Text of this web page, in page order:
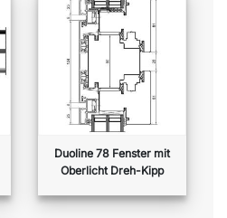
Duoline 78 Fenster mit
Oberlicht Dreh-Kipp